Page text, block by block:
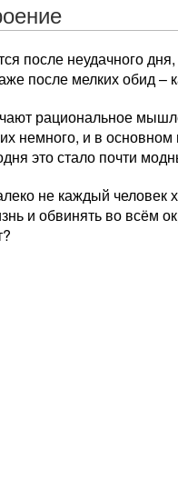
после неудачного
после мелких обид –
рациональное
немного, и в
это стало почти
не каждый человек
и обвинять во всём